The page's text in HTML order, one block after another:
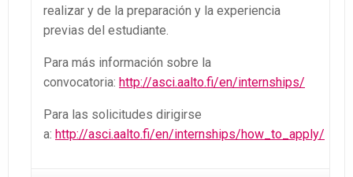
realizar y de la preparación y la experiencia
previas del estudiante.
Para más información sobre la
convocatoria: http://asci.aalto.fi/en/internships/
Para las solicitudes dirigirse
a: http://asci.aalto.fi/en/internships/how_to_apply/